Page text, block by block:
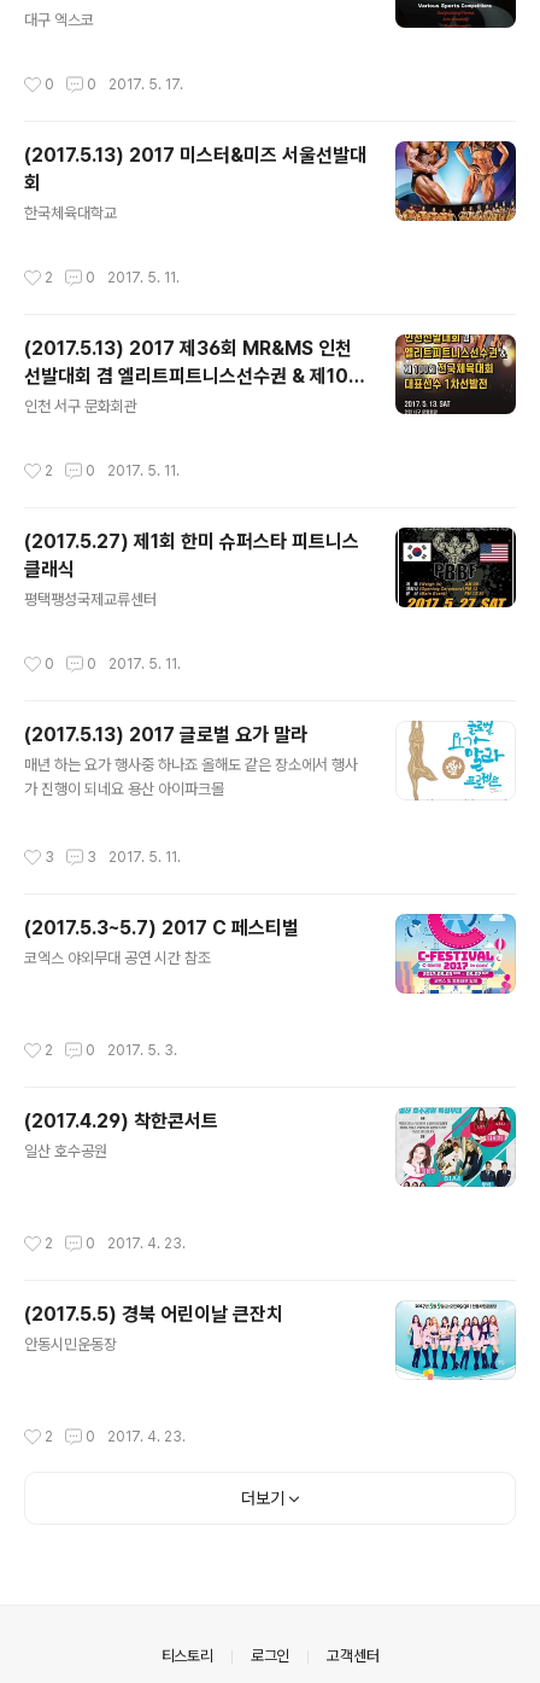
대구 엑스코
0 0 2017. 5. 17.
(2017.5.13) 2017 미스터&미즈 서울선발대
회
한국체육대학교
2 0 2017. 5. 11.
(2017.5.13) 2017 제36회 MR&MS 인천
선발대회 겸 엘리트피트니스선수권 & 제100
회 전국체육대회 대표선수 1차선발전
인천 서구 문화회관
2 0 2017. 5. 11.
(2017.5.27) 제1회 한미 슈퍼스타 피트니스
클래식
평택팽성국제교류센터
0 0 2017. 5. 11.
(2017.5.13) 2017 글로벌 요가 말라
매년 하는 요가 행사중 하나죠 올해도 같은 장소에서 행사
가 진행이 되네요 용산 아이파크몰
3 3 2017. 5. 11.
(2017.5.3~5.7) 2017 C 페스티벌
코엑스 야외무대 공연 시간 참조
2 0 2017. 5. 3.
(2017.4.29) 착한콘서트
일산 호수공원
2 0 2017. 4. 23.
(2017.5.5) 경북 어린이날 큰잔치
안동시민운동장
2 0 2017. 4. 23.
더보기
티스토리 로그인 고객센터